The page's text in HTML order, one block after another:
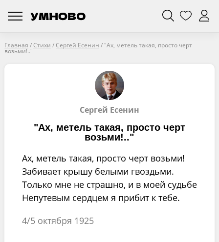
Главная /Стихи /Сергей Есенин / "Ах, метель такая, просто черт
возьми!.."
Сергей Есенин
"Ах, метель такая, просто черт
возьми!.."
Ах, метель такая, просто черт возьми!
Забивает крышу белыми гвоздьми.
Только мне не страшно, и в моей судьбе
Непутевым сердцем я прибит к тебе.
4/5 октября 1925